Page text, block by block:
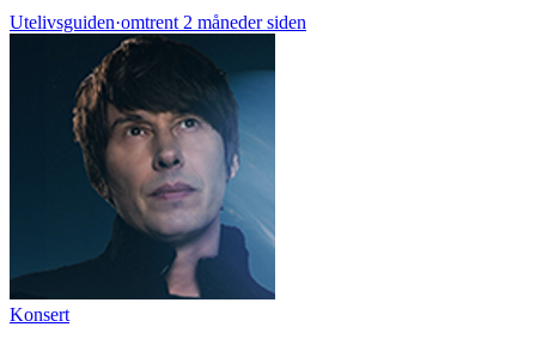
Utelivsguiden·omtrent 2 måneder siden
Konsert